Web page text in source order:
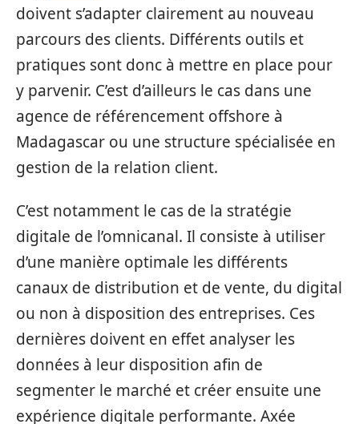
doivent s’adapter clairement au nouveau
parcours des clients. Différents outils et
pratiques sont donc à mettre en place pour
y parvenir. C’est d’ailleurs le cas dans une
agence de référencement offshore à
Madagascar ou une structure spécialisée en
gestion de la relation client.
C’est notamment le cas de la stratégie
digitale de l’omnicanal. Il consiste à utiliser
d’une manière optimale les différents
canaux de distribution et de vente, du digital
ou non à disposition des entreprises. Ces
dernières doivent en effet analyser les
données à leur disposition afin de
segmenter le marché et créer ensuite une
expérience digitale performante. Axée